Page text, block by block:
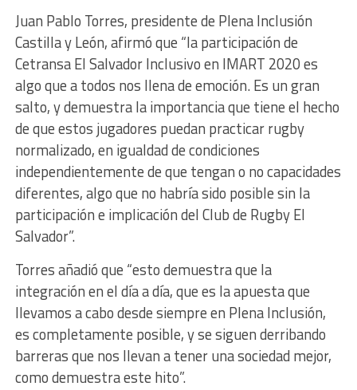
Juan Pablo Torres, presidente de Plena Inclusión
Castilla y León, afirmó que “la participación de
Cetransa El Salvador Inclusivo en IMART 2020 es
algo que a todos nos llena de emoción. Es un gran
salto, y demuestra la importancia que tiene el hecho
de que estos jugadores puedan practicar rugby
normalizado, en igualdad de condiciones
independientemente de que tengan o no capacidades
diferentes, algo que no habría sido posible sin la
participación e implicación del Club de Rugby El
Salvador”.
Torres añadió que “esto demuestra que la
integración en el día a día, que es la apuesta que
llevamos a cabo desde siempre en Plena Inclusión,
es completamente posible, y se siguen derribando
barreras que nos llevan a tener una sociedad mejor,
como demuestra este hito”.